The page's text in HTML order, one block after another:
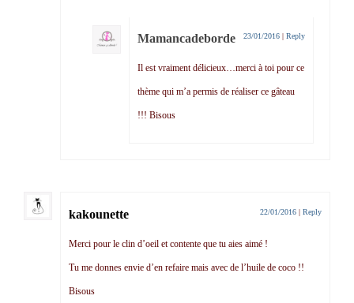
Mamancadeborde 23/01/2016 | Reply
Il est vraiment délicieux…merci à toi pour ce
thème qui m’a permis de réaliser ce gâteau
!!! Bisous
kakounette 22/01/2016 | Reply
Merci pour le clin d’oeil et contente que tu aies aimé !
Tu me donnes envie d’en refaire mais avec de l’huile de coco !!
Bisous